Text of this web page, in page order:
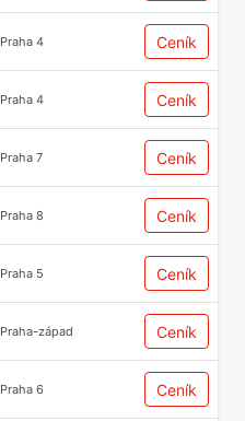
Praha 4 Ceník
Praha 4 Ceník
Praha 7 Ceník
Praha 8 Ceník
Praha 5 Ceník
Praha-západ Ceník
Praha 6 Ceník